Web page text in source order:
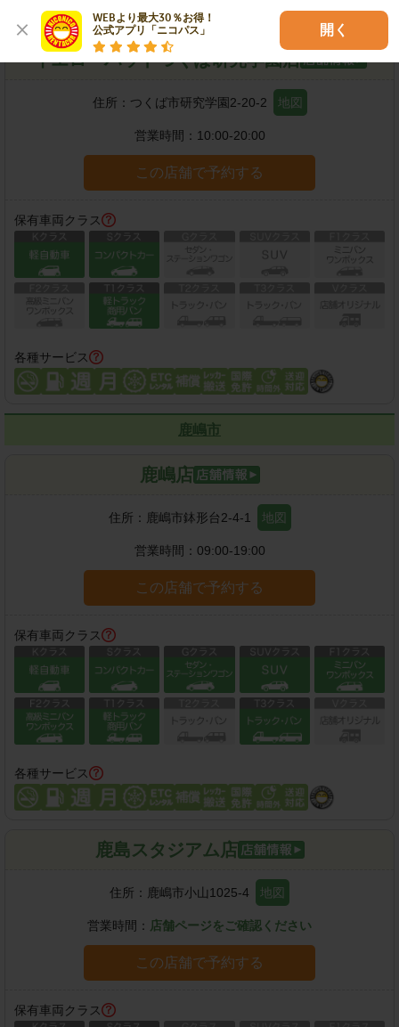
WEBより最大30％お得！
公式アプリ「ニコパス」
開く
イエローハットつくば研究学園店
住所： つくば市研究学園2-20-2 地図
営業時間： 10:00-20:00
この店舗で予約する
保有車両クラス
各種サービス
鹿嶋市
鹿嶋店
住所： 鹿嶋市鉢形台2-4-1 地図
営業時間： 09:00-19:00
この店舗で予約する
保有車両クラス
各種サービス
鹿島スタジアム店
住所： 鹿嶋市小山1025-4 地図
営業時間： 店舗ページをご確認ください
この店舗で予約する
保有車両クラス